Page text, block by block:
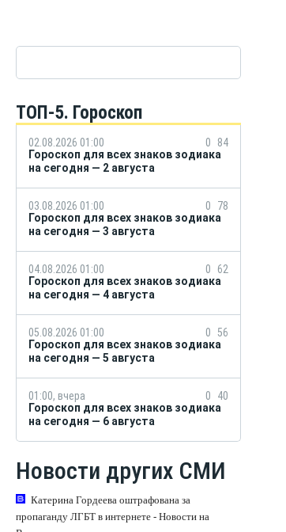
ТОП-5. Гороскоп
02.08.2026 01:00 0
84
Гороскоп для всех знаков зодиака
на сегодня — 2 августа
03.08.2026 01:00 0
78
Гороскоп для всех знаков зодиака
на сегодня — 3 августа
04.08.2026 01:00 0
62
Гороскоп для всех знаков зодиака
на сегодня — 4 августа
05.08.2026 01:00 0 56
Гороскоп для всех знаков зодиака
на сегодня — 5 августа
01:00, вчера 0
40
Гороскоп для всех знаков зодиака
на сегодня — 6 августа
Новости других СМИ
Катерина Гордеева оштрафована за
пропаганду ЛГБТ в интернете - Новости на